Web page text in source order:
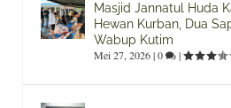
Masjid Jannatul Huda
Hewan Kurban, Dua
Wabup Kutim
Mei 27, 2026|0 |